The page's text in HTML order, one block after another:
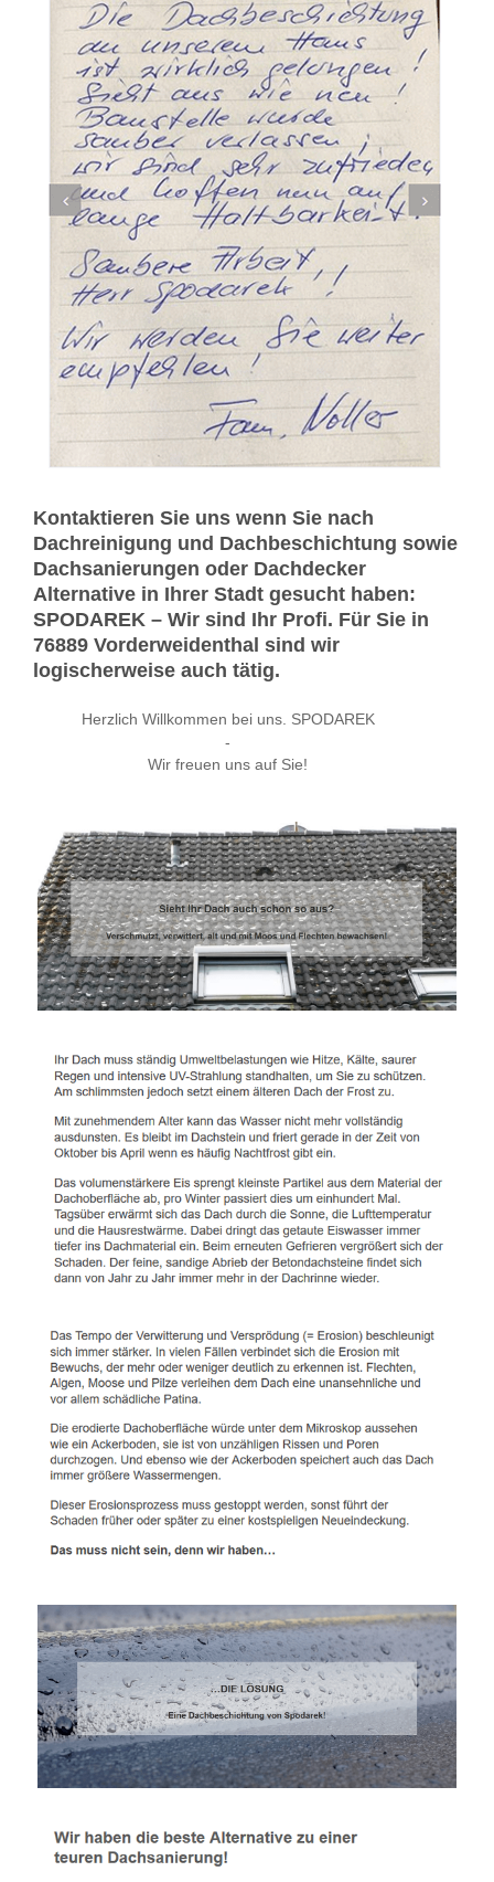
Kontaktieren Sie uns wenn Sie nach
Dachreinigung und Dachbeschichtung sowie
Dachsanierungen oder Dachdecker
Alternative in Ihrer Stadt gesucht haben:
SPODAREK – Wir sind Ihr Profi. Für Sie in
76889 Vorderweidenthal sind wir
logischerweise auch tätig.
Herzlich Willkommen bei uns. SPODAREK
-
Wir freuen uns auf Sie!